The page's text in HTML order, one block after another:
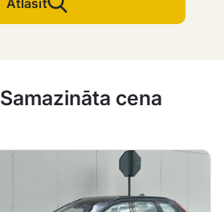
Samazināta cena